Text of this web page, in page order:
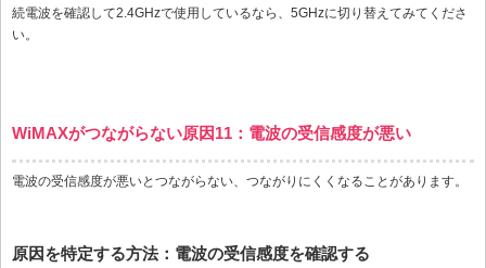
続電波を確認して2.4GHzで使用しているなら、5GHzに切り替えてみてくださ
い。
WiMAXがつながらない原因11：電波の受信感度が悪い
電波の受信感度が悪いとつながらない、つながりにくくなることがあります。
原因を特定する方法：電波の受信感度を確認する